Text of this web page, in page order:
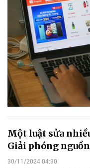
Một luật sửa
Giải phóng
30/11/2024 04:30